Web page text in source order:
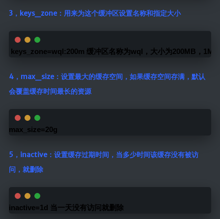
3，keys_zone：用来为这个缓冲区设置名称和指定大小
keys_zone=wql:200m 缓冲区名称为wql，大小为200MB，
4，max_size：设置最大的缓存空间，如果缓存空间存满，默认
会覆盖缓存时间最长的资源
max_size=20g
5，inactive：设置缓存过期时间，当多少时间该缓存没有被访
问，就删除
inactive=1d 当一天没有访问就删除